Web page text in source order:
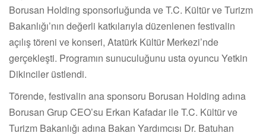
Borusan Holding sponsorluğunda ve T.C. Kültür ve Turizm
Bakanlığı’nın değerli katkılarıyla düzenlenen festivalin
açılış töreni ve konseri, Atatürk Kültür Merkezi’nde
gerçekleşti. Programın sunuculuğunu usta oyuncu Yetkin
Dikinciler üstlendi.
Törende, festivalin ana sponsoru Borusan Holding adına
Borusan Grup CEO’su Erkan Kafadar ile T.C. Kültür ve
Turizm Bakanlığı adına Bakan Yardımcısı Dr. Batuhan